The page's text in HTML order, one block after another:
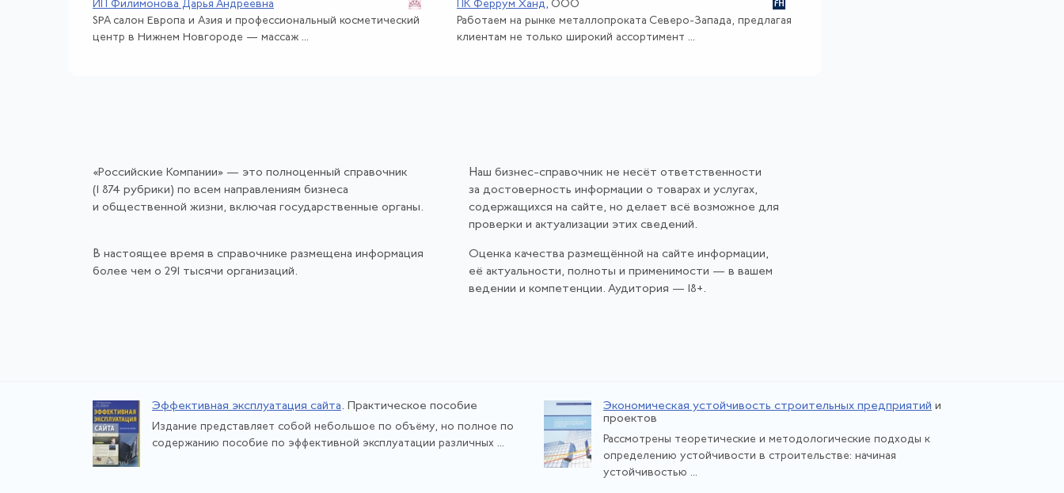
ИП Филимонова Дарья Андреевна
SPA салон Европа и Азия и профессиональный косметический
центр в Нижнем Новгороде — массаж ...
ПК Феррум Ханд , ООО
Работаем на рынке металлопроката Северо-Запада, предлагая
клиентам не только широкий ассортимент ...
«Российские Компании» — это полноценный справочник
(1 874 рубрики) по всем направлениям бизнеса
и общественной жизни, включая государственные органы.
Наш бизнес-справочник не несёт ответственности
за достоверность информации о товарах и услугах,
содержащихся на сайте, но делает всё возможное для
проверки и актуализации этих сведений.
В настоящее время в справочнике размещена информация
более чем о 291 тысячи организаций.
Оценка качества размещённой на сайте информации,
её актуальности, полноты и применимости — в вашем
ведении и компетенции. Аудитория — 18+.
Эффективная эксплуатация сайта. Практическое пособие
Издание представляет собой небольшое по объёму, но полное по
содержанию пособие по эффективной эксплуатации различных ...
Экономическая устойчивость строительных предприятий и
проектов
Рассмотрены теоретические и методологические подходы к
определе­нию устойчивости в строительстве: начиная
устойчивостью ...